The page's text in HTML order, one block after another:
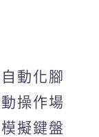
動化腳
操作場
擬鍵盤